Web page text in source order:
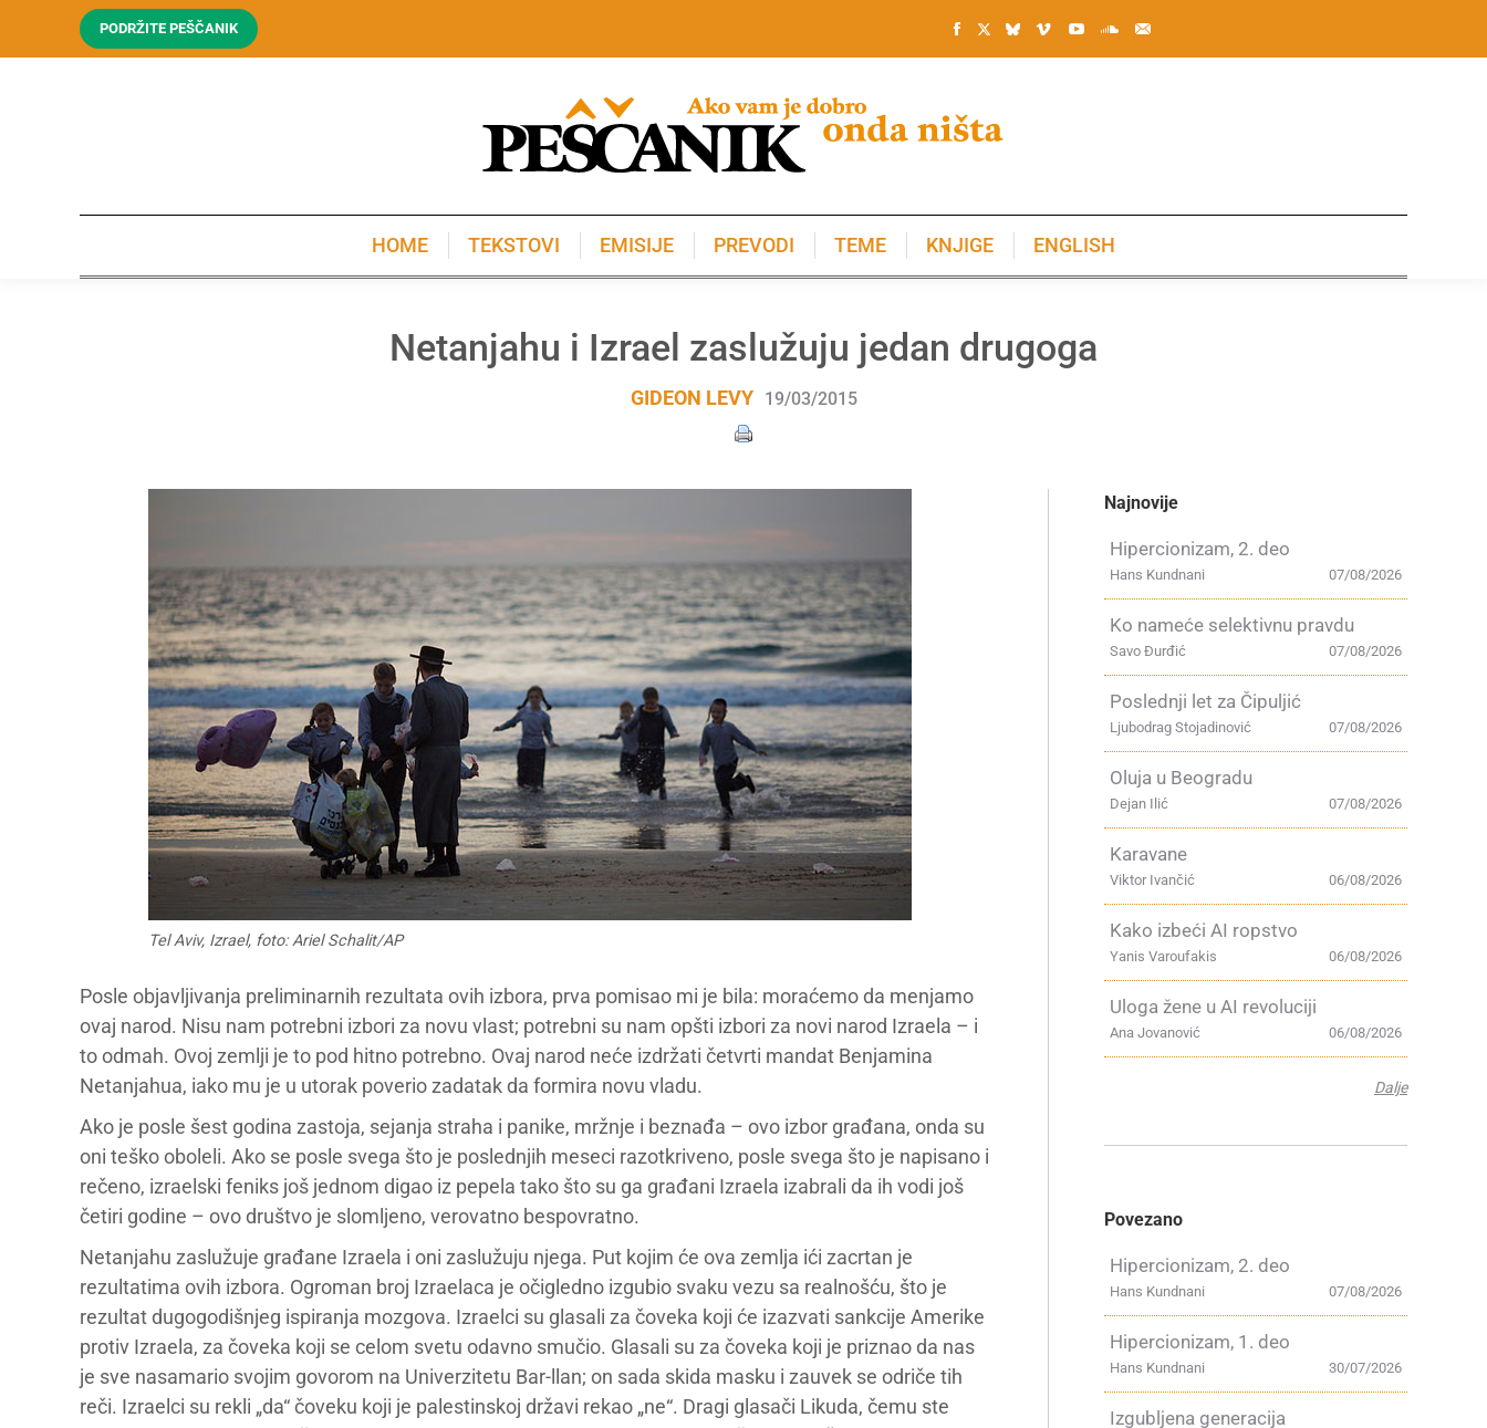
PODRŽITE PEŠČANIK
HOME TEKSTOVI EMISIJE PREVODI TEME KNJIGE ENGLISH
Netanjahu i Izrael zaslužuju jedan drugoga
GIDEON LEVY 19/03/2015
Tel Aviv, Izrael, foto: Ariel Schalit/AP
Posle objavljivanja preliminarnih rezultata ovih izbora, prva pomisao mi je bila: moraćemo da menjamo
ovaj narod. Nisu nam potrebni izbori za novu vlast; potrebni su nam opšti izbori za novi narod Izraela – i
to odmah. Ovoj zemlji je to pod hitno potrebno. Ovaj narod neće izdržati četvrti mandat Benjamina
Netanjahua, iako mu je u utorak poverio zadatak da formira novu vladu.
Ako je posle šest godina zastoja, sejanja straha i panike, mržnje i beznađa – ovo izbor građana, onda su
oni teško oboleli. Ako se posle svega što je poslednjih meseci razotkriveno, posle svega što je napisano i
rečeno, izraelski feniks još jednom digao iz pepela tako što su ga građani Izraela izabrali da ih vodi još
četiri godine – ovo društvo je slomljeno, verovatno bespovratno.
Netanjahu zaslužuje građane Izraela i oni zaslužuju njega. Put kojim će ova zemlja ići zacrtan je
rezultatima ovih izbora. Ogroman broj Izraelaca je očigledno izgubio svaku vezu sa realnošću, što je
rezultat dugogodišnjeg ispiranja mozgova. Izraelci su glasali za čoveka koji će izazvati sankcije Amerike
protiv Izraela, za čoveka koji se celom svetu odavno smučio. Glasali su za čoveka koji je priznao da nas
je sve nasamario svojim govorom na Univerzitetu Bar-llan; on sada skida masku i zauvek se odriče tih
reči. Izraelci su rekli „da“ čoveku koji je palestinskoj državi rekao „ne“. Dragi glasači Likuda, čemu ste
Najnovije
Hipercionizam, 2. deo
07/08/2026
Hans Kundnani
Ko nameće selektivnu pravdu
07/08/2026
Savo Đurđić
Poslednji let za Čipuljić
07/08/2026
Ljubodrag Stojadinović
Oluja u Beogradu
07/08/2026
Dejan Ilić
Karavane
06/08/2026
Viktor Ivančić
Kako izbeći AI ropstvo
06/08/2026
Yanis Varoufakis
Uloga žene u AI revoluciji
06/08/2026
Ana Jovanović
Dalje
Povezano
Hipercionizam, 2. deo
07/08/2026
Hans Kundnani
Hipercionizam, 1. deo
30/07/2026
Hans Kundnani
Izgubljena generacija
KNJIGE ENGLISH